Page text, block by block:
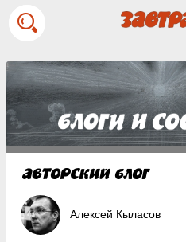
Алексей Кыласов